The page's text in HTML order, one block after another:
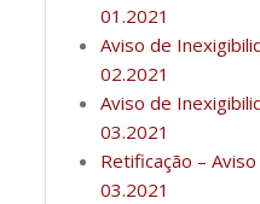
01.2021
Aviso de
02.2021
Aviso de
03.2021
Retificação –
03.2021